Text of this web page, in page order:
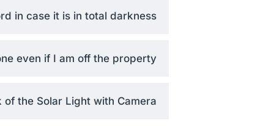
in case it is in total darkness?
even if I am off the property?
the Solar Light with Camera?